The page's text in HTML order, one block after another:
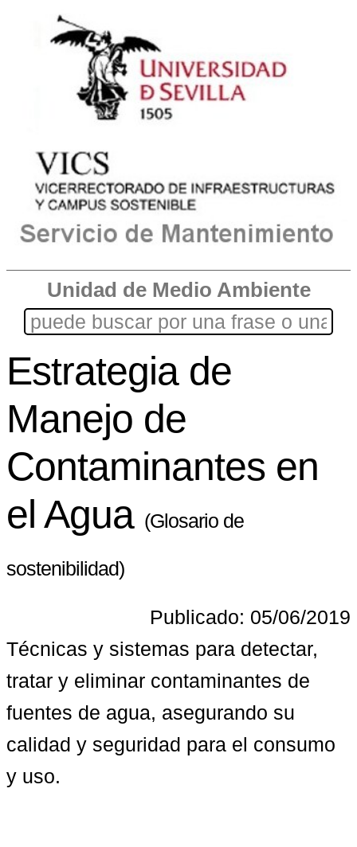
Unidad de Medio Ambiente
Estrategia de
Manejo de
Contaminantes en
el Agua (Glosario de
sostenibilidad)
Publicado: 05/06/2019
Técnicas y sistemas para detectar,
tratar y eliminar contaminantes de
fuentes de agua, asegurando su
calidad y seguridad para el consumo
y uso.